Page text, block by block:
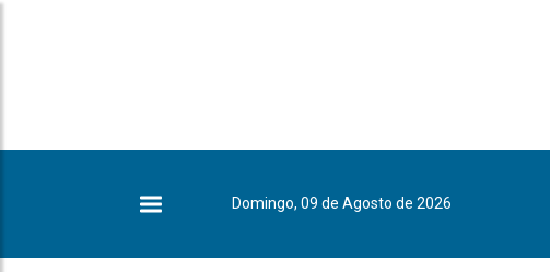
Domingo, 09 de Agosto de 2026